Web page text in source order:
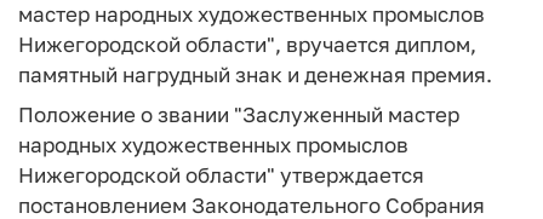
мастер народных художественных промыслов
Нижегородской области", вручается диплом,
памятный нагрудный знак и денежная премия.
Положение о звании "Заслуженный мастер
народных художественных промыслов
Нижегородской области" утверждается
постановлением Законодательного Собрания